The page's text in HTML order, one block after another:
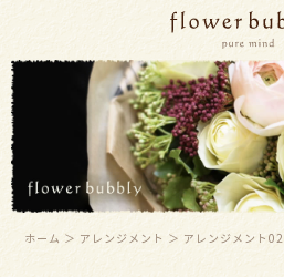
ホーム ＞ アレンジメント ＞ アレンジメント02